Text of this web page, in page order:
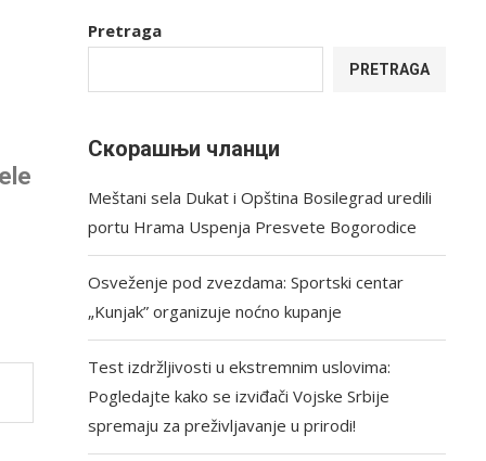
Pretraga
PRETRAGA
Скорашњи чланци
Meštani sela Dukat i Opština Bosilegrad uredili
portu Hrama Uspenja Presvete Bogorodice
Osveženje pod zvezdama: Sportski centar
„Kunjak” organizuje noćno kupanje
Test izdržljivosti u ekstremnim uslovima:
Pogledajte kako se izviđači Vojske Srbije
spremaju za preživljavanje u prirodi!